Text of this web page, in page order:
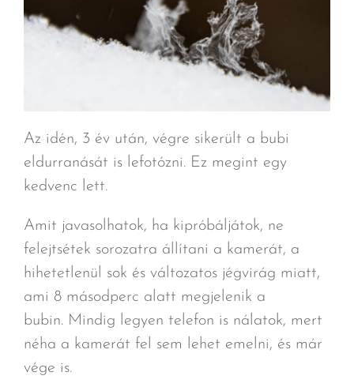
Az idén, 3 év után, végre sikerült a bubi
eldurranását is lefotózni. Ez megint egy
kedvenc lett.
Amit javasolhatok, ha kipróbáljátok, ne
felejtsétek sorozatra állítani a kamerát, a
hihetetlenül sok és változatos jégvirág miatt,
ami 8 másodperc alatt megjelenik a
bubin. Mindig legyen telefon is nálatok, mert
néha a kamerát fel sem lehet emelni, és már
vége is.